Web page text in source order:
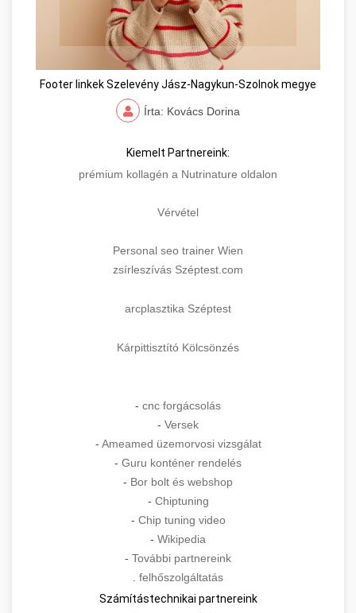
Footer linkek Szelevény Jász-Nagykun-Szolnok megye
Írta: Kovács Dorina
Kiemelt Partnereink:
prémium kollagén a Nutrinature oldalon
Vérvétel
Personal seo trainer Wien
zsírleszívás Széptest.com
arcplasztika Széptest
Kárpittisztító Kölcsönzés
- cnc forgácsolás
- Versek
- Ameamed üzemorvosi vizsgálat
- Guru konténer rendelés
- Bor bolt és webshop
- Chiptuning
- Chip tuning video
- Wikipedia
- További partnereink
. felhőszolgáltatás
Számítástechnikai partnereink